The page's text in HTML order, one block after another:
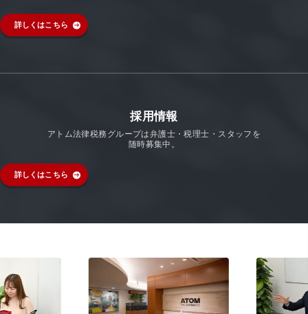
詳しくはこちら
採用情報
アトム法律税務グループは弁護士・税理士・スタッフを
随時募集中。
詳しくはこちら